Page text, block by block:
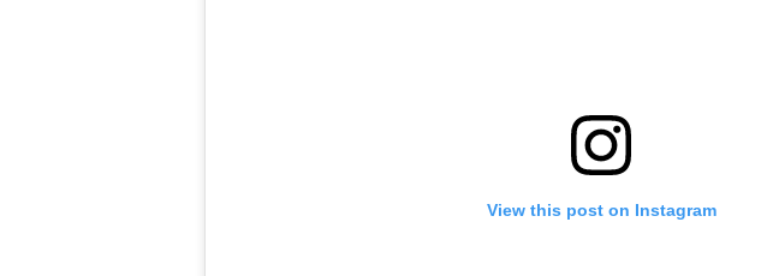
View this post on Instagram